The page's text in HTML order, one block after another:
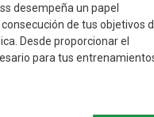
desempeña un papel
de tus objetivos
Desde proporcionar el
para tus